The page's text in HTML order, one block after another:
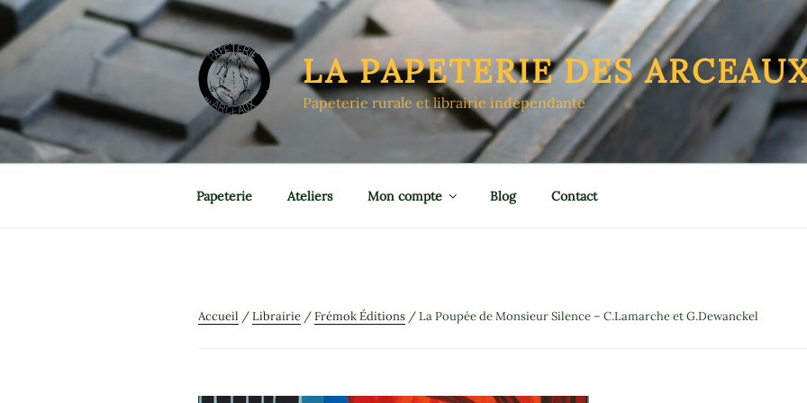
Aller
au
contenu
LA PAPETERIE DES
Papeterie rurale et librairie indépendante
Papeterie Ateliers Mon compte Blog Contact
Accueil /Librairie /Frémok Éditions / La Poupée de Monsieur Silence – C.Lamarche et G.Dewanckel